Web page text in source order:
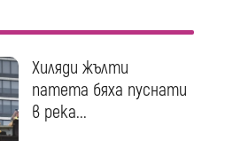
Хиляди жълти
патета бяха пуснати
в река...